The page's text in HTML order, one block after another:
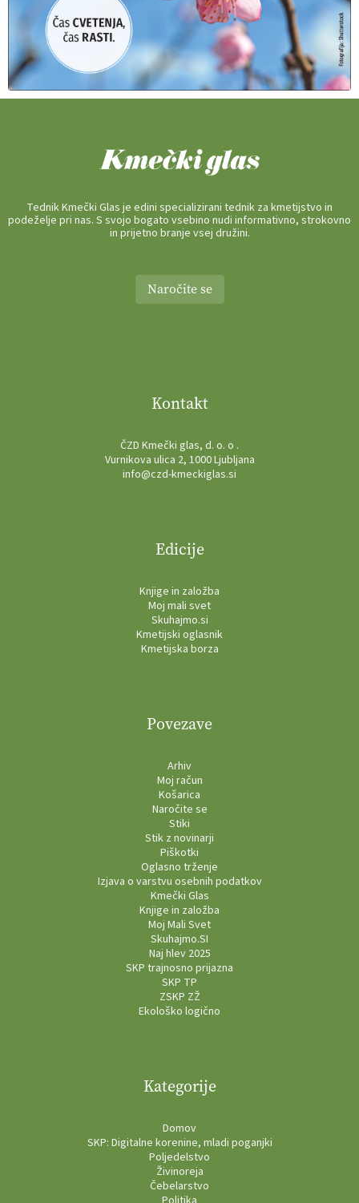
Tednik Kmečki Glas je edini specializirani tednik za kmetijstvo in
podeželje pri nas. S svojo bogato vsebino nudi informativno, strokovno
in prijetno branje vsej družini.
Naročite se
Kontakt
ČZD Kmečki glas, d. o. o .
Vurnikova ulica 2, 1000 Ljubljana
info@czd-kmeckiglas.si
Edicije
Knjige in založba
Moj mali svet
Skuhajmo.si
Kmetijski oglasnik
Kmetijska borza
Povezave
Arhiv
Moj račun
Košarica
Naročite se
Stiki
Stik z novinarji
Piškotki
Oglasno trženje
Izjava o varstvu osebnih podatkov
Kmečki Glas
Knjige in založba
Moj Mali Svet
Skuhajmo.SI
Naj hlev 2025
SKP trajnosno prijazna
SKP TP
ZSKP ZŽ
Ekološko logično
Kategorije
Domov
SKP: Digitalne korenine, mladi poganjki
Poljedelstvo
Živinoreja
Čebelarstvo